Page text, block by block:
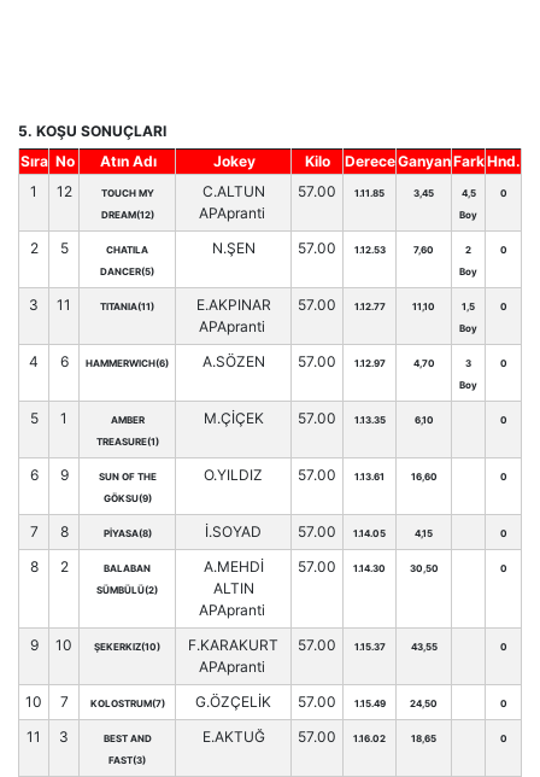
5. KOŞU SONUÇLARI
Sıra No Atın Adı Jokey Kilo DereceGanyanFarkHnd.
1
12
TOUCH MY
DREAM(12)
C.ALTUN
APApranti
57.00 1.11.85 3,45
4,5
Boy
0
2 5
CHATILA
DANCER(5)
N.ŞEN 57.00 1.12.53 7,60
2
Boy
0
3 11 TITANIA(11)
E.AKPINAR
APApranti
57.00 1.12.77 11,10
1,5
Boy
0
4 6 HAMMERWICH(6) A.SÖZEN 57.00 1.12.97 4,70
3
Boy
0
5 1
AMBER
TREASURE(1)
M.ÇİÇEK 57.00 1.13.35 6,10 0
6 9
SUN OF THE
GÖKSU(9)
O.YILDIZ 57.00 1.13.61 16,60 0
7 8 PİYASA(8) İ.SOYAD 57.00 1.14.05 4,15 0
8 2
BALABAN
SÜMBÜLÜ(2)
A.MEHDİ
ALTIN
APApranti
57.00 1.14.30 30,50 0
9 10 ŞEKERKIZ(10)
F.KARAKURT
APApranti
57.00 1.15.37 43,55 0
10 7 KOLOSTRUM(7) G.ÖZÇELİK 57.00 1.15.49 24,50 0
11 3
BEST AND
FAST(3)
E.AKTUĞ 57.00 1.16.02 18,65 0